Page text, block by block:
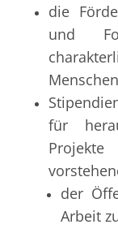
die
und
für
der
Arbeit